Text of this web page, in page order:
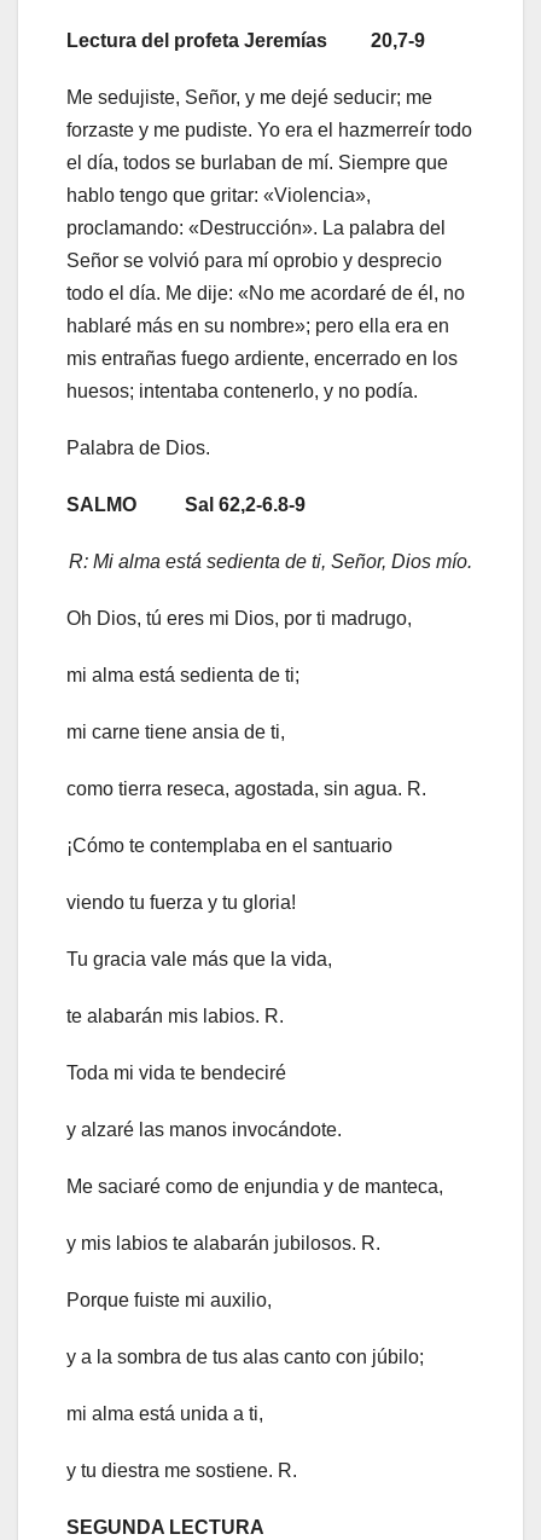
Lectura del profeta Jeremías 20,7-9
Me sedujiste, Señor, y me dejé seducir; me
forzaste y me pudiste. Yo era el hazmerreír todo
el día, todos se burlaban de mí. Siempre que
hablo tengo que gritar: «Violencia»,
proclamando: «Destrucción». La palabra del
Señor se volvió para mí oprobio y desprecio
todo el día. Me dije: «No me acordaré de él, no
hablaré más en su nombre»; pero ella era en
mis entrañas fuego ardiente, encerrado en los
huesos; intentaba contenerlo, y no podía.
Palabra de Dios.
SALMO Sal 62,2-6.8-9
R: Mi alma está sedienta de ti, Señor, Dios mío.
Oh Dios, tú eres mi Dios, por ti madrugo,
mi alma está sedienta de ti;
mi carne tiene ansia de ti,
como tierra reseca, agostada, sin agua. R.
¡Cómo te contemplaba en el santuario
viendo tu fuerza y tu gloria!
Tu gracia vale más que la vida,
te alabarán mis labios. R.
Toda mi vida te bendeciré
y alzaré las manos invocándote.
Me saciaré como de enjundia y de manteca,
y mis labios te alabarán jubilosos. R.
Porque fuiste mi auxilio,
y a la sombra de tus alas canto con júbilo;
mi alma está unida a ti,
y tu diestra me sostiene. R.
SEGUNDA LECTURA